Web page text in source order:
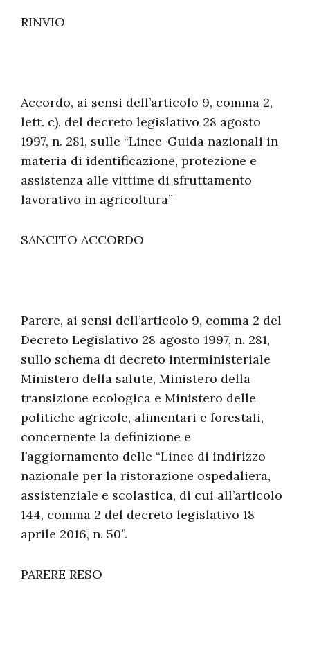
RINVIO
Accordo, ai sensi dell’articolo 9, comma 2,
lett. c), del decreto legislativo 28 agosto
1997, n. 281, sulle “Linee-Guida nazionali in
materia di identificazione, protezione e
assistenza alle vittime di sfruttamento
lavorativo in agricoltura”
SANCITO ACCORDO
Parere, ai sensi dell’articolo 9, comma 2 del
Decreto Legislativo 28 agosto 1997, n. 281,
sullo schema di decreto interministeriale
Ministero della salute, Ministero della
transizione ecologica e Ministero delle
politiche agricole, alimentari e forestali,
concernente la definizione e
l’aggiornamento delle “Linee di indirizzo
nazionale per la ristorazione ospedaliera,
assistenziale e scolastica, di cui all’articolo
144, comma 2 del decreto legislativo 18
aprile 2016, n. 50”.
PARERE RESO